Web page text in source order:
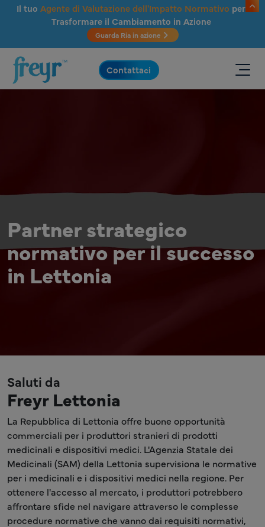
Salta al contenuto principale
Il tuo Agente di Valutazione dell'Impatto Normativo per
Trasformare il Cambiamento in Azione
Guarda Ria in azione
.
Contattaci
Partner strategico
normativo per il successo
in Lettonia
Saluti da
Freyr Lettonia
La Repubblica di Lettonia offre buone opportunità
commerciali per i produttori stranieri di prodotti
medicinali e dispositivi medici. L'Agenzia Statale dei
Medicinali (SAM) della Lettonia supervisiona le normative
per i medicinali e i dispositivi medici nella regione. Per
ottenere l'accesso al mercato, i produttori potrebbero
affrontare sfide nel navigare attraverso le complesse
procedure normative che vanno dai requisiti normativi,